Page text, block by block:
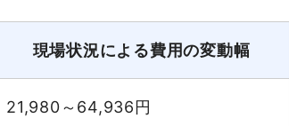
現場状況による費用の変動幅
21,980～64,936円